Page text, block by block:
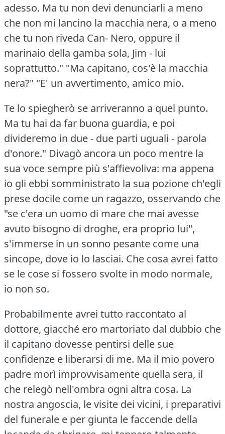
adesso. Ma tu non devi denunciarli a meno
che non mi lancino la macchia nera, o a meno
che tu non riveda Can- Nero, oppure il
marinaio della gamba sola, Jim - lui
soprattutto." "Ma capitano, cos'è la macchia
nera?" "E' un avvertimento, amico mio.
Te lo spiegherò se arriveranno a quel punto.
Ma tu hai da far buona guardia, e poi
divideremo in due - due parti uguali - parola
d'onore." Divagò ancora un poco mentre la
sua voce sempre più s'affievoliva: ma appena
io gli ebbi somministrato la sua pozione ch'egli
prese docile come un ragazzo, osservando che
"se c'era un uomo di mare che mai avesse
avuto bisogno di droghe, era proprio lui",
s'immerse in un sonno pesante come una
sincope, dove io lo lasciai. Che cosa avrei fatto
se le cose si fossero svolte in modo normale,
io non so.
Probabilmente avrei tutto raccontato al
dottore, giacché ero martoriato dal dubbio che
il capitano dovesse pentirsi delle sue
confidenze e liberarsi di me. Ma il mio povero
padre morì improvvisamente quella sera, il
che relegò nell'ombra ogni altra cosa. La
nostra angoscia, le visite dei vicini, i preparativi
del funerale e per giunta le faccende della